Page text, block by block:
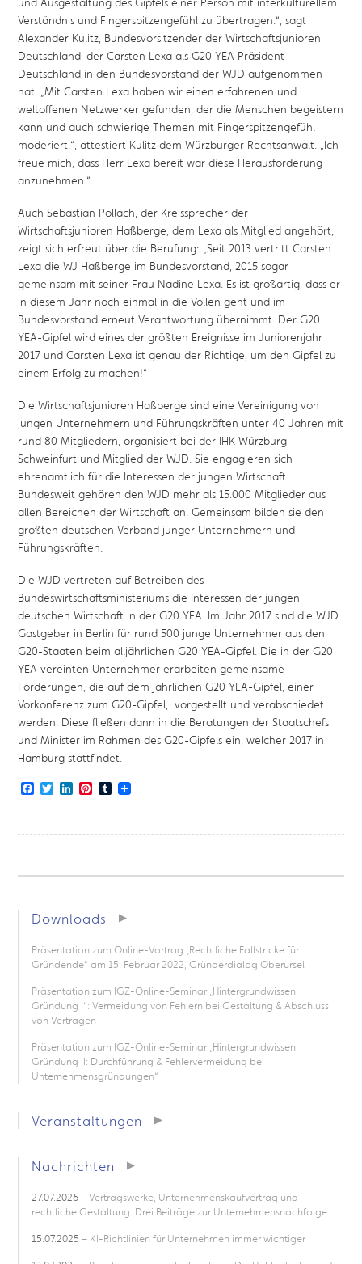
Verständnis und Fingerspitzengefühl zu übertragen.“, sagt
Alexander Kulitz, Bundesvorsitzender der Wirtschaftsjunioren
Deutschland, der Carsten Lexa als G20 YEA Präsident
Deutschland in den Bundesvorstand der WJD aufgenommen
hat. „Mit Carsten Lexa haben wir einen erfahrenen und
weltoffenen Netzwerker gefunden, der die Menschen begeistern
kann und auch schwierige Themen mit Fingerspitzengefühl
moderiert.“, attestiert Kulitz dem Würzburger Rechtsanwalt. „Ich
freue mich, dass Herr Lexa bereit war diese Herausforderung
anzunehmen.“
Auch Sebastian Pollach, der Kreissprecher der
Wirtschaftsjunioren Haßberge, dem Lexa als Mitglied angehört,
zeigt sich erfreut über die Berufung: „Seit 2013 vertritt Carsten
Lexa die WJ Haßberge im Bundesvorstand, 2015 sogar
gemeinsam mit seiner Frau Nadine Lexa. Es ist großartig, dass er
in diesem Jahr noch einmal in die Vollen geht und im
Bundesvorstand erneut Verantwortung übernimmt. Der G20
YEA-Gipfel wird eines der größten Ereignisse im Juniorenjahr
2017 und Carsten Lexa ist genau der Richtige, um den Gipfel zu
einem Erfolg zu machen!“
Die Wirtschaftsjunioren Haßberge sind eine Vereinigung von
jungen Unternehmern und Führungskräften unter 40 Jahren mit
rund 80 Mitgliedern, organisiert bei der IHK Würzburg-
Schweinfurt und Mitglied der WJD. Sie engagieren sich
ehrenamtlich für die Interessen der jungen Wirtschaft.
Bundesweit gehören den WJD mehr als 15.000 Mitglieder aus
allen Bereichen der Wirtschaft an. Gemeinsam bilden sie den
größten deutschen Verband junger Unternehmern und
Führungskräften.
Die WJD vertreten auf Betreiben des
Bundeswirtschaftsministeriums die Interessen der jungen
deutschen Wirtschaft in der G20 YEA. Im Jahr 2017 sind die WJD
Gastgeber in Berlin für rund 500 junge Unternehmer aus den
G20-Staaten beim alljährlichen G20 YEA-Gipfel. Die in der G20
YEA vereinten Unternehmer erarbeiten gemeinsame
Forderungen, die auf dem jährlichen G20 YEA-Gipfel, einer
Vorkonferenz zum G20-Gipfel, vorgestellt und verabschiedet
werden. Diese fließen dann in die Beratungen der Staatschefs
und Minister im Rahmen des G20-Gipfels ein, welcher 2017 in
Hamburg stattfindet.
Facebook
TwitterLinkedIn
Pinterest
Tumblr
Downloads
Präsentation zum Online-Vortrag „Rechtliche Fallstricke für
Gründende“ am 15. Februar 2022, Gründerdialog Oberursel
Präsentation zum IGZ-Online-Seminar „Hintergrundwissen
Gründung I“: Vermeidung von Fehlern bei Gestaltung & Abschluss
von Verträgen
Präsentation zum IGZ-Online-Seminar „Hintergrundwissen
Gründung II: Durchführung & Fehlervermeidung bei
Unternehmensgründungen“
Veranstaltungen
Nachrichten
27.07.2026– Vertragswerke, Unternehmenskaufvertrag und
rechtliche Gestaltung: Drei Beiträge zur Unternehmensnachfolge
15.07.2025 – KI-Richtlinien für Unternehmen immer wichtiger